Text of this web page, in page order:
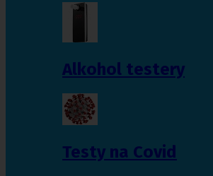
Alkohol testery
Testy na Covid